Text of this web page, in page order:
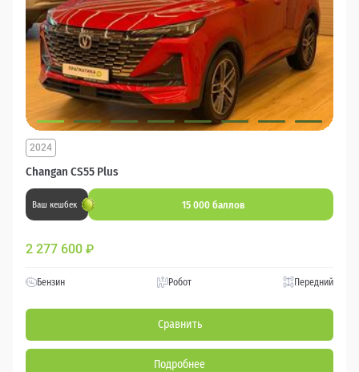
Changan CS55 Plus
2024
Ваш кешбек 15 000 баллов
2 277 600 ₽
Бензин Робот Передний
Сравнить
Подробнее